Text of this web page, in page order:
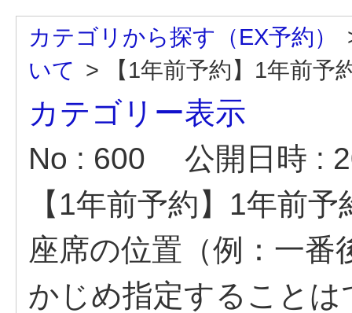
カテゴリから探す（EX予約）
いて > 【1年前予約】1年前予
カテゴリー表示
No : 600
公開日時 :
【1年前予約】1年前
座席の位置（例：一
かじめ指定すること